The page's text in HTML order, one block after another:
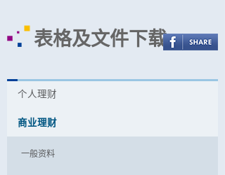
表格及文件下载
个人理财
商业理财
一般资料